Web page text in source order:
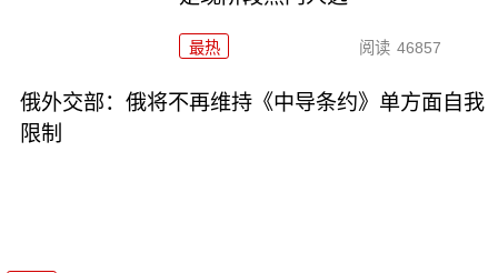
最热 阅读 46857
俄外交部：俄将不再维持《中导条约》单方面自我
限制